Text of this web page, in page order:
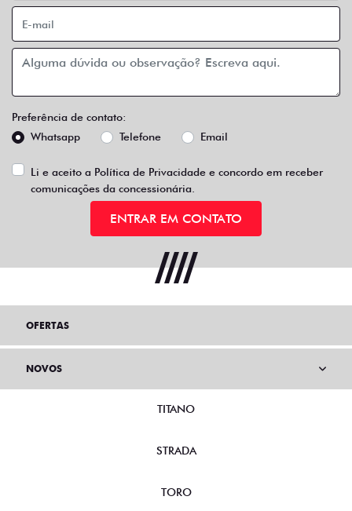
Preferência de contato:
Whatsapp
Telefone Email
Li e aceito a Política de Privacidade e concordo em receber
comunicações da concessionária.
ENTRAR EM CONTATO
OFERTAS
NOVOS
TITANO
STRADA
TORO